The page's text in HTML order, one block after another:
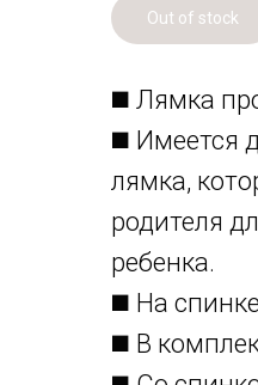
Out of stock
◼️ Лямка
◼️ Имеется
лямка,
родителя
ребенка.
◼️ На
◼️ В